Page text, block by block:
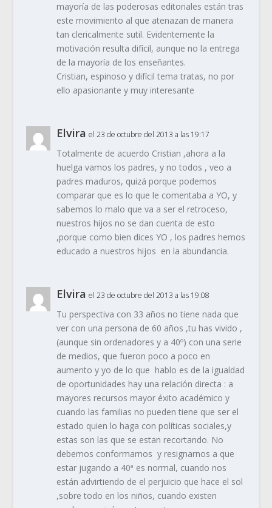
mayoría de las poderosas editoriales están tras
este movimiento al que atenazan de manera
tan clericalmente sutil. Evidentemente la
motivación resulta difícil, aunque no la entrega
de la mayoría de los enseñantes.
Cristian, espinoso y difícil tema tratas, no por
ello apasionante y muy interesante
Elvira el 23 de octubre del 2013 a las 19:17
Totalmente de acuerdo Cristian ,ahora a la
huelga vamos los padres, y no todos , veo a
padres maduros, quizá porque podemos
comparar que es lo que le comentaba a YO, y
sabemos lo malo que va a ser el retroceso,
nuestros hijos no se dan cuenta de esto
,porque como bien dices YO , los padres hemos
educado a nuestros hijos en la abundancia.
Elvira el 23 de octubre del 2013 a las 19:08
Tu perspectiva con 33 años no tiene nada que
ver con una persona de 60 años ,tu has vivido ,
(aunque sin ordenadores y a 40º) con una serie
de medios, que fueron poco a poco en
aumento y yo de lo que hablo es de la igualdad
de oportunidades hay una relación directa : a
mayores recursos mayor éxito académico y
cuando las familias no pueden tiene que ser el
estado quien lo haga con políticas sociales,y
estas son las que se estan recortando. No
debemos conformarnos y resignarnos a que
estar jugando a 40ª es normal, cuando nos
están advirtiendo de el perjuicio que hace el sol
,sobre todo en los niños, cuando existen